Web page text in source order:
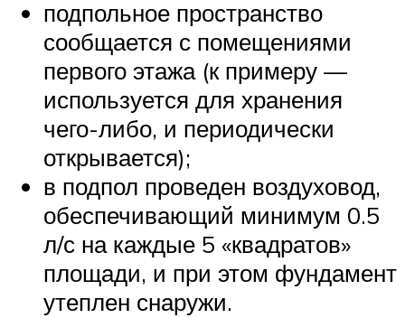
подпольное пространство
сообщается с помещениями
первого этажа (к примеру —
используется для хранения
чего-либо, и периодически
открывается);
в подпол проведен воздуховод,
обеспечивающий минимум 0.5
л/с на каждые 5 «квадратов»
площади, и при этом фундамент
утеплен снаружи.